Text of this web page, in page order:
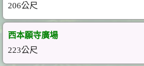
206公尺
西本願寺廣場
223公尺